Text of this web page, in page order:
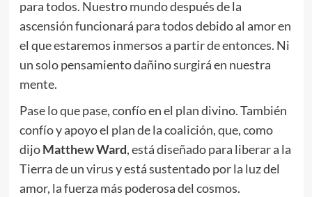
para todos. Nuestro mundo después de la
ascensión funcionará para todos debido al amor en
el que estaremos inmersos a partir de entonces. Ni
un solo pensamiento dañino surgirá en nuestra
mente.
Pase lo que pase, confío en el plan divino. También
confío y apoyo el plan de la coalición, que, como
dijoMatthew Ward, está diseñado para liberar a la
Tierra de un virus y está sustentado por la luz del
amor, la fuerza más poderosa del cosmos.